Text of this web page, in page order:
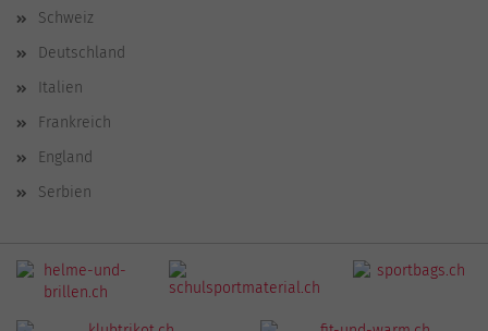
Schweiz
Deutschland
Italien
Frankreich
England
Serbien